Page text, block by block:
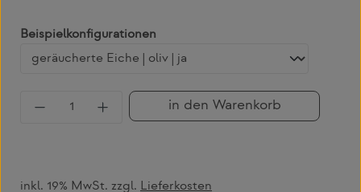
Beispielkonfigurationen
Produkt Anzahl: Gib den gewünschten
in den Warenkorb
inkl. 19% MwSt. zzgl. Lieferkosten